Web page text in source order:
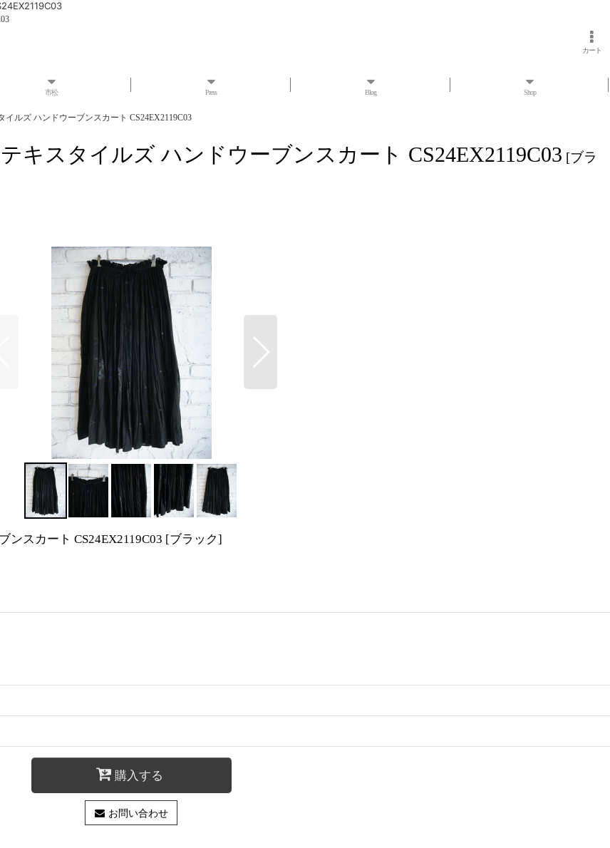
カート
市松 Press Blog Shop
イルズ ハンドウーブンスカート CS24EX2119C03
テキスタイルズ ハンドウーブンスカート CS24EX2119C03 [ブラ
ンスカート CS24EX2119C03 [ブラック]
購入する
お問い合わせ